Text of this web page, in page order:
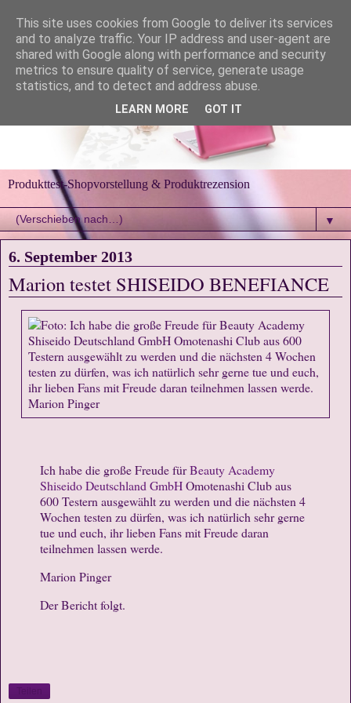
Produkttest-Shopvorstellung & Produktrezension
▼
6. September 2013
Marion testet SHISEIDO BENEFIANCE
Ich habe die große Freude fürBeauty Academy
Shiseido Deutschland GmbHOmotenashi Club aus
600 Testern ausgewählt zu werden und die nächsten 4
Wochen testen zu dürfen, was ich natürlich sehr gerne
tue und euch, ihr lieben Fans mit Freude daran
teilnehmen lassen werde.
Marion Pinger
Der Bericht folgt.
This site uses cookies from Google to deliver its services
and to analyze traffic. Your IP address and user-agent are
shared with Google along with performance and security
metrics to ensure quality of service, generate usage
statistics, and to detect and address abuse.
LEARN MORE GOT IT